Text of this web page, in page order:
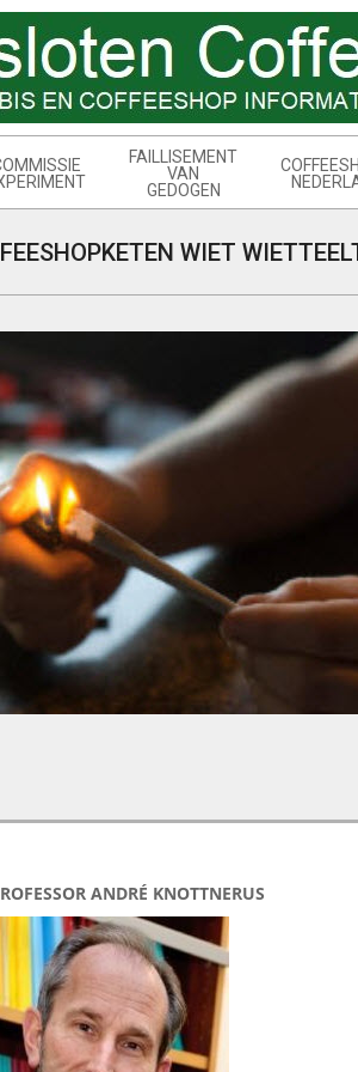
FAILLISEMENT
VAN
GEDOGEN
WIET
ANDRÉ KNOTTNERUS